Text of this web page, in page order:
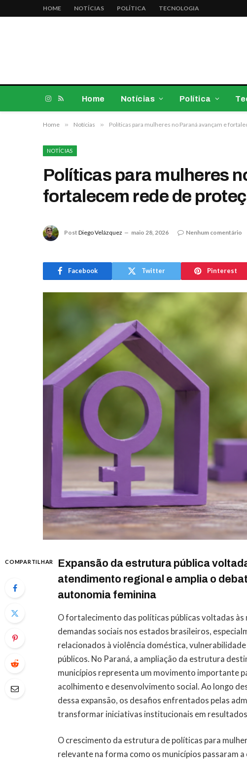
HOME NOTÍCIAS POLÍTICA TECNOLOGIA
Instagram
RSS
Home Notícias Política
Home » Notícias » Políticas para mulheres no Paraná avançam e
NOTÍCIAS
Políticas para mulheres
fortalecem rede de
Post Diego Velázquez maio 28, 2026 Nenhum comentário
Facebook Twitter Pinterest
COMPARTILHAR
Expansão da estrutura pública
atendimento regional e amplia o
autonomia feminina
O fortalecimento das políticas públicas voltadas
demandas sociais nos estados brasileiros,
relacionados à violência doméstica,
públicos. No Paraná, a ampliação da estrutura
municípios representa um movimento importante
acolhimento e desenvolvimento social. Ao longo
dessa expansão, os desafios enfrentados pelas
transformar iniciativas institucionais em
O crescimento da estrutura de políticas para
relevante na forma como os municípios passaram